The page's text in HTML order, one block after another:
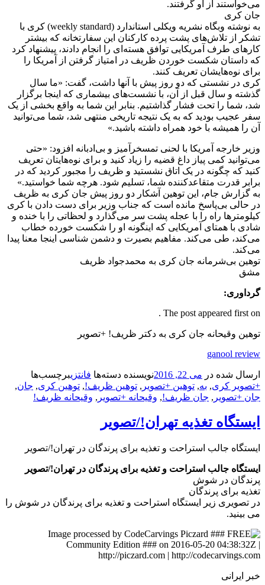
می‌خواستند از او گرفتند.
جان کری
به نوشته وبگاه نشریه ویکلی استاندارد (weekly standard) کری با
تشکر از تلاش‌های پشت پرده کارکنان این سفارتخانه که بیشتر
کارهای طرف آمریکایی توافق هسته‌ای را انجام دادند، پیشنهاد کرد
که داستان شکست خوردن ظریف در امتیاز گرفتن از آمریکا را
برای نوه‌هایشان تعریف کنند.
کری در نشستی که دو روز پیش با آنها داشت، گفت: «ما سال
گذشته و سال قبل از آن، با نشست‌های بیشماری که اینجا برگزار
شد، شما را تحت فشار گذاشتیم. بنابر این شما به واقع بخشی از یک
سفر عجیب بودید که به یک نتیجه تاریخی منتهی شد، شما می‌توانید
آن را همیشه با خود همراه داشته باشید.»
وزیر خارجه آمریکا با لحنی تمسخرآمیز و بی‌ادبانه افزود: «حتی
می‌توانید کمی پیاز داغ قضیه را زیاد کنید و برای نوه‌هایتان تعریف
کنید که چگونه در یک اتاق نشستید و ظریف را مجبور کردید که در
برابر قدرت متقاعدکننده شما، تسلیم شود. هرچه شما خواستید.»
به گزارش جام، این توهین آشکار دو روز پیش جان کری به ظریف
در حالی بی‌پاسخ مانده است که جناب وزیر برای دست دادن با کری
کیلومترها راه را با عجله پشت سر می‌گذارد و لحظاتی را با خنده و
شادی با همتای آمریکایی که اینگونه او را شکست خورده خطاب
می‌کند، طی می‌کند. مفاهیم بصیرت و دشمن شناسی اینجا معنا پیدا
می‌کند.
توهین بی‌شرمانه جان کری به محمدجواد ظریف
مشق
گرداوری:
The post appeared first on .
توهین وقیحانه جان کری به دکتر ظریف! +تصویر
ganool review
ارسال شده در می 22, 2016 نویسنده دسته‌ها فانتزیبرچسب‌ها
+تصویر کری, به, توهین +تصویر , توهین ظریف!, توهین کری, جان,
جان +تصویر , جان ظریف!, وقیحانه +تصویر , وقیحانه ظریف!
ایستگاه تغذیه تهران!/تصویر
ایستگاه جالب استراحت و تغذیه برای پرندگان در تهران!/تصویر
ایستگاه جالب استراحت و تغذیه برای پرندگان در تهران!/تصویر
پرندگان در شوش
تغذیه برای پرندگان
در تصویری زیر ایستگاه استراحت و تغذیه برای پرندگان در شوش را
می بینید.
خبر ایرانی